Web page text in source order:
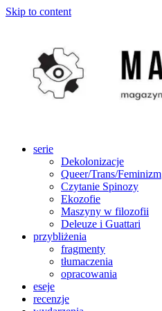
Skip to content
serie
Dekolonizacje
Queer/Trans/Feminizm
Czytanie Spinozy
Ekozofie
Maszyny w filozofii
Deleuze i Guattari
przybliżenia
fragmenty
tłumaczenia
opracowania
eseje
recenzje